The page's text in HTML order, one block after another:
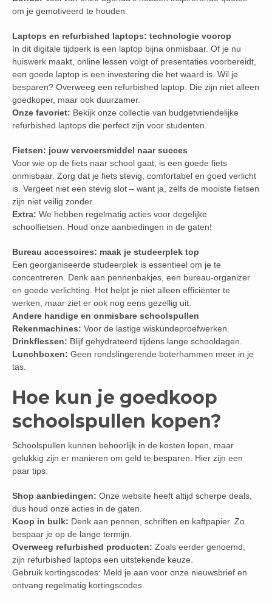
om je gemotiveerd te houden.
Laptops en refurbished laptops: technologie voorop
In dit digitale tijdperk is een laptop bijna onmisbaar. Of je nu
huiswerk maakt, online lessen volgt of presentaties voorbereidt,
een goede laptop is een investering die het waard is. Wil je
besparen? Overweeg een refurbished laptop. Die zijn niet alleen
goedkoper, maar ook duurzamer.
Onze favoriet: Bekijk onze collectie van budgetvriendelijke
refurbished laptops die perfect zijn voor studenten.
Fietsen: jouw vervoersmiddel naar succes
Voor wie op de fiets naar school gaat, is een goede fiets
onmisbaar. Zorg dat je fiets stevig, comfortabel en goed verlicht
is. Vergeet niet een stevig slot – want ja, zelfs de mooiste fietsen
zijn niet veilig zonder.
Extra: We hebben regelmatig acties voor degelijke
schoolfietsen. Houd onze aanbiedingen in de gaten!
Bureau accessoires: maak je studeerplek top
Een georganiseerde studeerplek is essentieel om je te
concentreren. Denk aan pennenbakjes, een bureau-organizer
en goede verlichting. Het helpt je niet alleen efficiënter te
werken, maar ziet er ook nog eens gezellig uit.
Andere handige en onmisbare schoolspullen
Rekenmachines: Voor de lastige wiskundeproefwerken.
Drinkflessen: Blijf gehydrateerd tijdens lange schooldagen.
Lunchboxen: Geen rondslingerende boterhammen meer in je
tas.
Hoe kun je goedkoop
schoolspullen kopen?
Schoolspullen kunnen behoorlijk in de kosten lopen, maar
gelukkig zijn er manieren om geld te besparen. Hier zijn een
paar tips:
Shop aanbiedingen: Onze website heeft altijd scherpe deals,
dus houd onze acties in de gaten.
Koop in bulk: Denk aan pennen, schriften en kaftpapier. Zo
bespaar je op de lange termijn.
Overweeg refurbished producten: Zoals eerder genoemd,
zijn refurbished laptops een uitstekende keuze.
Gebruik kortingscodes: Meld je aan voor onze nieuwsbrief en
ontvang regelmatig kortingscodes.